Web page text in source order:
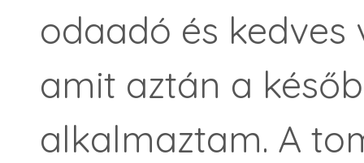
odaadó és
amit aztán a
alkalmaztam. A